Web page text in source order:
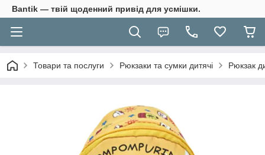
Bantik — твій щоденний привід для усмішки.
Товари та послуги Рюкзаки та сумки дитячі Рюкзак